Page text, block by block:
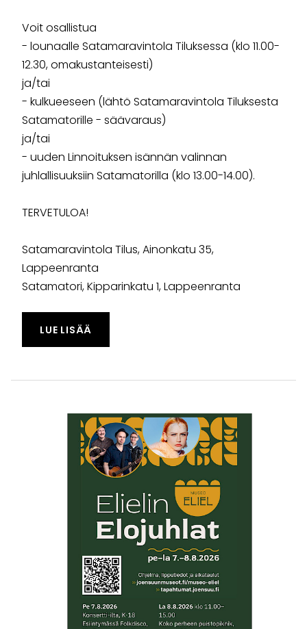
Voit osallistua
- lounaalle Satamaravintola Tiluksessa (klo 11.00-
12.30, omakustanteisesti)
ja/tai
- kulkueeseen (lähtö Satamaravintola Tiluksesta
Satamatorille - säävaraus)
ja/tai
- uuden Linnoituksen isännän valinnan
juhlallisuuksiin Satamatorilla (klo 13.00-14.00).
TERVETULOA!
Satamaravintola Tilus, Ainonkatu 35,
Lappeenranta
Satamatori, Kipparinkatu 1, Lappeenranta
LUE LISÄÄ